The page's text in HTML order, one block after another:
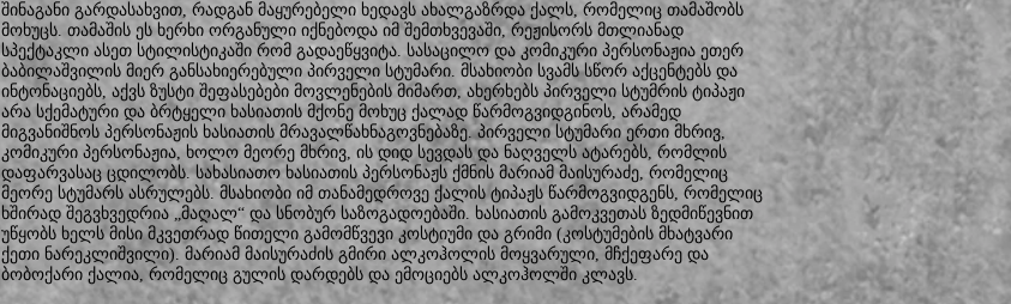
შინაგანი გარდასახვით, რადგან მაყურებელი ხედავს ახალგაზრდა ქალს, რომელიც თამაშობს
მოხუცს. თამაშის ეს ხერხი ორგანული იქნებოდა იმ შემთხვევაში, რეჟისორს მთლიანად
სპექტაკლი ასეთ სტილისტიკაში რომ გადაეწყვიტა. სასაცილო და კომიკური პერსონაჟია ეთერ
ბაბილაშვილის მიერ განსახიერებული პირველი სტუმარი. მსახიობი სვამს სწორ აქცენტებს და
ინტონაციებს, აქვს ზუსტი შეფასებები მოვლენების მიმართ, ახერხებს პირველი სტუმრის ტიპაჟი
არა სქემატური და ბრტყელი ხასიათის მქონე მოხუც ქალად წარმოგვიდგინოს, არამედ
მიგვანიშნოს პერსონაჟის ხასიათის მრავალწახნაგოვნებაზე. პირველი სტუმარი ერთი მხრივ,
კომიკური პერსონაჟია, ხოლო მეორე მხრივ, ის დიდ სევდას და ნაღველს ატარებს, რომლის
დაფარვასაც ცდილობს. სახასიათო ხასიათის პერსონაჟს ქმნის მარიამ მაისურაძე, რომელიც
მეორე სტუმარს ასრულებს. მსახიობი იმ თანამედროვე ქალის ტიპაჟს წარმოგვიდგენს, რომელიც
ხშირად შეგვხვედრია „მაღალ“ და სნობურ საზოგადოებაში. ხასიათის გამოკვეთას ზედმიწევნით
უწყობს ხელს მისი მკვეთრად წითელი გამომწვევი კოსტიუმი და გრიმი (კოსტუმების მხატვარი
ქეთი ნარეკლიშვილი). მარიამ მაისურაძის გმირი ალკოჰოლის მოყვარული, მჩქეფარე და
ბობოქარი ქალია, რომელიც გულის დარდებს და ემოციებს ალკოჰოლში კლავს.